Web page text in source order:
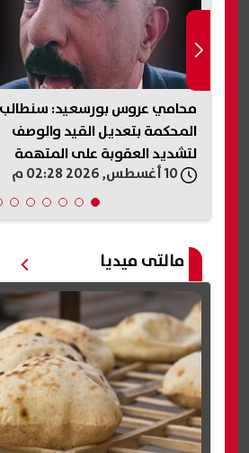
محامي عروس بورسعيد: سنطالب
المحكمة بتعديل القيد والوصف
لتشديد العقوبة على المتهمة
مالتى ميديا